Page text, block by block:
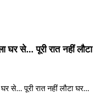
घर से... पूरी रात नहीं ​लौटा